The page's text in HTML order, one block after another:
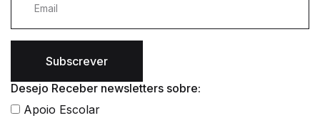
Subscrever
Desejo Receber newsletters sobre:
Apoio Escolar